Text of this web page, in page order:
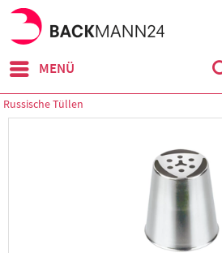
MENÜ
Russische Tüllen